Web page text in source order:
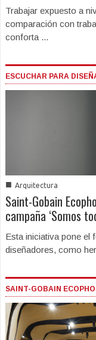
Trabajar expuesto a
comparación con
conforta ...
ESCUCHAR PARA
■ Arquitectura
Saint-Gobain
campaña ‘Somos
Esta iniciativa pone el
diseñadores, como
SAINT-GOBAIN